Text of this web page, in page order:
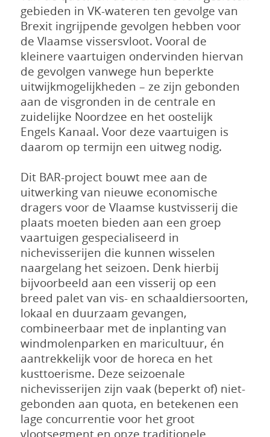
gebieden in VK-wateren ten gevolge van
Brexit ingrijpende gevolgen hebben voor
de Vlaamse vissersvloot. Vooral de
kleinere vaartuigen ondervinden hiervan
de gevolgen vanwege hun beperkte
uitwijkmogelijkheden – ze zijn gebonden
aan de visgronden in de centrale en
zuidelijke Noordzee en het oostelijk
Engels Kanaal. Voor deze vaartuigen is
daarom op termijn een uitweg nodig.
Dit BAR-project bouwt mee aan de
uitwerking van nieuwe economische
dragers voor de Vlaamse kustvisserij die
plaats moeten bieden aan een groep
vaartuigen gespecialiseerd in
nichevisserijen die kunnen wisselen
naargelang het seizoen. Denk hierbij
bijvoorbeeld aan een visserij op een
breed palet van vis- en schaaldiersoorten,
lokaal en duurzaam gevangen,
combineerbaar met de inplanting van
windmolenparken en maricultuur, én
aantrekkelijk voor de horeca en het
kusttoerisme. Deze seizoenale
nichevisserijen zijn vaak (beperkt of) niet-
gebonden aan quota, en betekenen een
lage concurrentie voor het groot
vlootsegment en onze traditionele